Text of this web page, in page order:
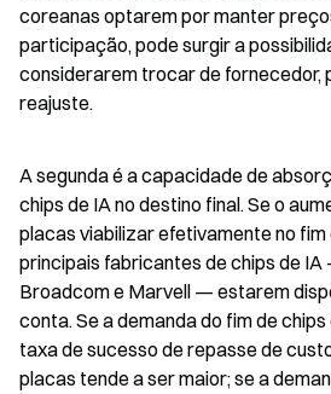
coreanas optarem por manter
participação, pode surgir a
considerarem trocar de fornecedor,
reajuste.
A segunda é a capacidade de
chips de IA no destino final. Se o
placas viabilizar efetivamente no fim
principais fabricantes de chips de IA
Broadcom e Marvell — estarem
conta. Se a demanda do fim de
taxa de sucesso de repasse de
placas tende a ser maior; se a